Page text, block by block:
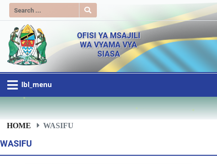
OFISI YA MSAJILI
WA VYAMA VYA
SIASA
lbl_menu
HOME WASIFU
WASIFU